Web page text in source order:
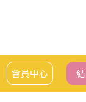
會員中心